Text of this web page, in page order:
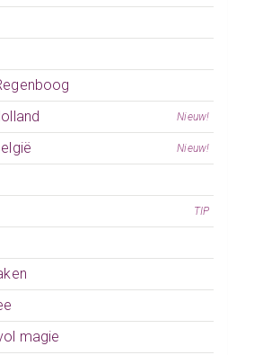
Nieuw!
Nieuw!
TIP
magie